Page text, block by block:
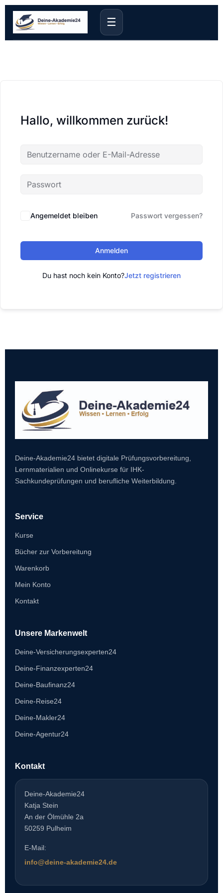
☰
Hallo, willkommen zurück!
Angemeldet bleiben Passwort vergessen?
Anmelden
Du hast noch kein Konto?Jetzt registrieren
Deine-Akademie24 bietet digitale Prüfungsvorbereitung,
Lernmaterialien und Onlinekurse für IHK-
Sachkundeprüfungen und berufliche Weiterbildung.
Service
Kurse
Bücher zur Vorbereitung
Warenkorb
Mein Konto
Kontakt
Unsere Markenwelt
Deine-Versicherungsexperten24
Deine-Finanzexperten24
Deine-Baufinanz24
Deine-Reise24
Deine-Makler24
Deine-Agentur24
Kontakt
Deine-Akademie24
Katja Stein
An der Ölmühle 2a
50259 Pulheim
E-Mail:
info@deine-akademie24.de